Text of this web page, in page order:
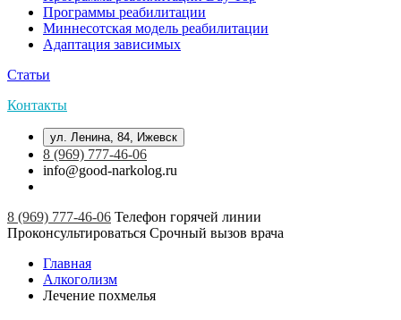
Программы реабилитации
Миннесотская модель реабилитации
Адаптация зависимых
Статьи
Контакты
ул. Ленина, 84, Ижевск
8 (969) 777-46-06
info@good-narkolog.ru
8 (969) 777-46-06 Телефон горячей линии
Проконсультироваться Срочный вызов врача
Главная
Алкоголизм
Лечение похмелья